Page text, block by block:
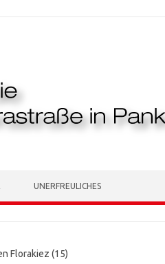
UNERFREULICHES
Florakiez (15)